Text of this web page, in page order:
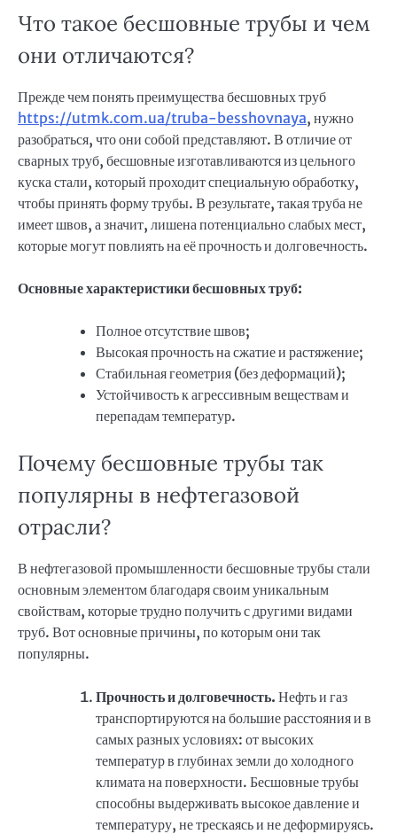
Что такое бесшовные трубы и чем
они отличаются?
Прежде чем понять преимущества бесшовных труб
https://utmk.com.ua/truba-besshovnaya, нужно
разобраться, что они собой представляют. В отличие от
сварных труб, бесшовные изготавливаются из цельного
куска стали, который проходит специальную обработку,
чтобы принять форму трубы. В результате, такая труба не
имеет швов, а значит, лишена потенциально слабых мест,
которые могут повлиять на её прочность и долговечность.
Основные характеристики бесшовных труб:
Полное отсутствие швов;
Высокая прочность на сжатие и растяжение;
Стабильная геометрия (без деформаций);
Устойчивость к агрессивным веществам и
перепадам температур.
Почему бесшовные трубы так
популярны в нефтегазовой
отрасли?
В нефтегазовой промышленности бесшовные трубы стали
основным элементом благодаря своим уникальным
свойствам, которые трудно получить с другими видами
труб. Вот основные причины, по которым они так
популярны.
Прочность и долговечность. Нефть и газ
транспортируются на большие расстояния и в
самых разных условиях: от высоких
температур в глубинах земли до холодного
климата на поверхности. Бесшовные трубы
способны выдерживать высокое давление и
температуру, не трескаясь и не деформируясь.